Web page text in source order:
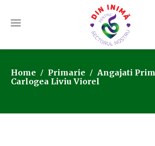
Home Primarie
Angajati
Carlogea Liviu Viorel